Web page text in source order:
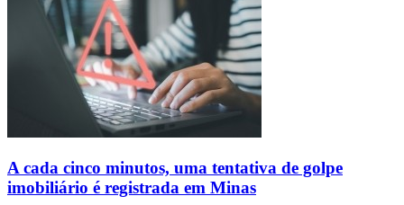
A cada cinco minutos, uma tentativa de golpe
imobiliário é registrada em Minas